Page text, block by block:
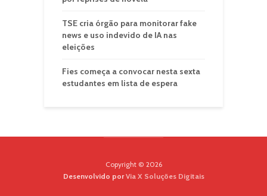
TSE cria órgão para monitorar fake
news e uso indevido de IA nas
eleições
Fies começa a convocar nesta sexta
estudantes em lista de espera
Copyright © 2026
Desenvolvido porVia X Soluções Digitais